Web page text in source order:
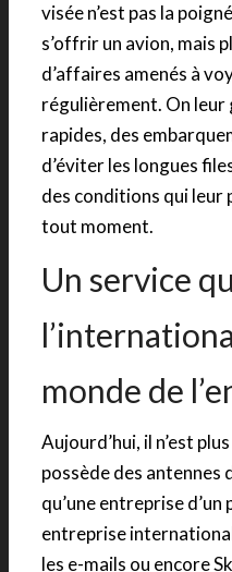
visée n’est pas la
s’offrir un avion, mais
d’affaires amenés à
régulièrement. On
rapides, des
d’éviter les longues
des conditions qui
tout moment.
Un service
monde de
Aujourd’hui, il n’est
possède des antennes
qu’une entreprise
entreprise
les e-mails ou encore